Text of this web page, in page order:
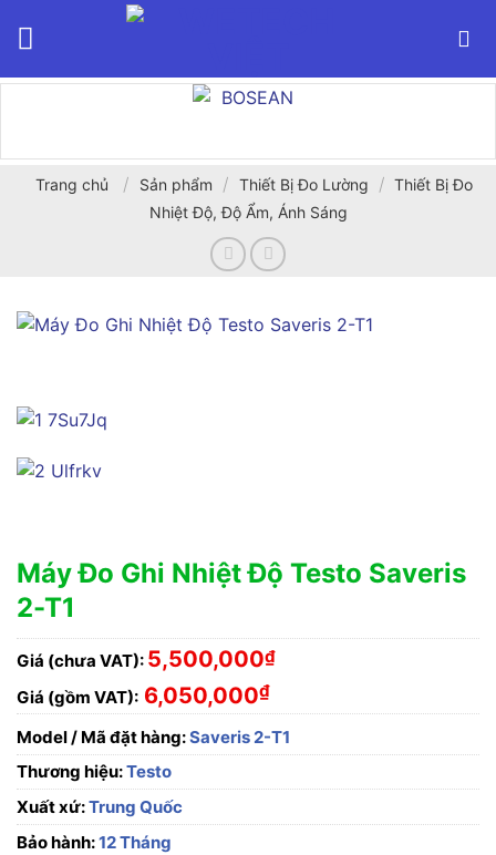
Trang chủ / Sản phẩm / Thiết Bị Đo Lường / Thiết Bị Đo
Nhiệt Độ, Độ Ẩm, Ánh Sáng
Máy Đo Ghi Nhiệt Độ Testo Saveris
2-T1
Giá (chưa VAT): 5,500,000₫
Giá (gồm VAT): 6,050,000₫
Model / Mã đặt hàng:Saveris 2-T1
Thương hiệu:Testo
Xuất xứ:Trung Quốc
Bảo hành:12 Tháng